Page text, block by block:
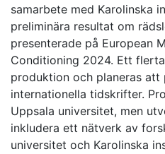
samarbete med Karolinska
preliminära resultat om
presenterade på European
Conditioning 2024. Ett
produktion och planeras
internationella tidskrifter.
Uppsala universitet, men
inkludera ett nätverk av
universitet och Karolinska